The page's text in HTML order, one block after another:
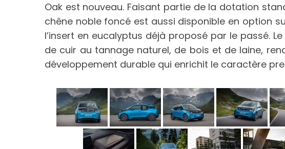
Oak est nouveau. Faisant partie de la dotation
chêne noble foncé est aussi disponible en option
l’insert en eucalyptus déjà proposé par le passé.
de cuir au tannage naturel, de bois et de laine,
développement durable qui enrichit le caractère